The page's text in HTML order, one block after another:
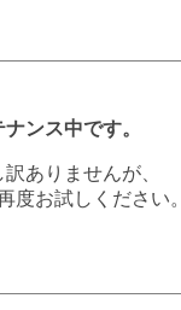
ンス中です。
ありませんが、
度お試しください。